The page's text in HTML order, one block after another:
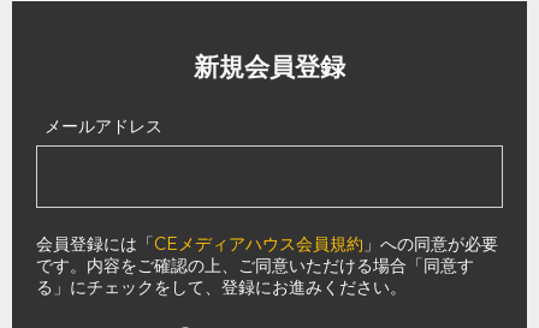
新規会員登録
メールアドレス
会員登録には「CEメディアハウス会員規約 」への同意が必要
です。内容をご確認の上、ご同意いただける場合「同意す
る」にチェックをして、登録にお進みください。